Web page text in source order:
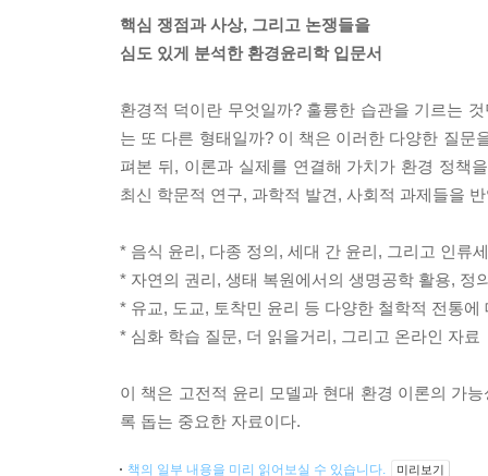
핵심 쟁점과 사상, 그리고 논쟁들을
심도 있게 분석한 환경윤리학 입문서
환경적 덕이란 무엇일까? 훌륭한 습관을 기르는
는 또 다른 형태일까? 이 책은 이러한 다양한 질문
펴본 뒤, 이론과 실제를 연결해 가치가 환경 정책
최신 학문적 연구, 과학적 발견, 사회적 과제들을
* 음식 윤리, 다종 정의, 세대 간 윤리, 그리고 인류
* 자연의 권리, 생태 복원에서의 생명공학 활용, 정
* 유교, 도교, 토착민 윤리 등 다양한 철학적 전통에
* 심화 학습 질문, 더 읽을거리, 그리고 온라인 자료
이 책은 고전적 윤리 모델과 현대 환경 이론의 가
록 돕는 중요한 자료이다.
책의 일부 내용을 미리 읽어보실 수 있습니다. 미리보기